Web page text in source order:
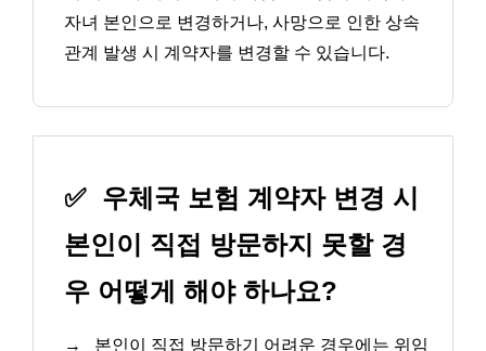
자녀 본인으로 변경하거나, 사망으로 인한 상속
관계 발생 시 계약자를 변경할 수 있습니다.
✅ 우체국 보험 계약자 변경 시
본인이 직접 방문하지 못할 경
우 어떻게 해야 하나요?
→
본인이 직접 방문하기 어려운 경우에는 위임